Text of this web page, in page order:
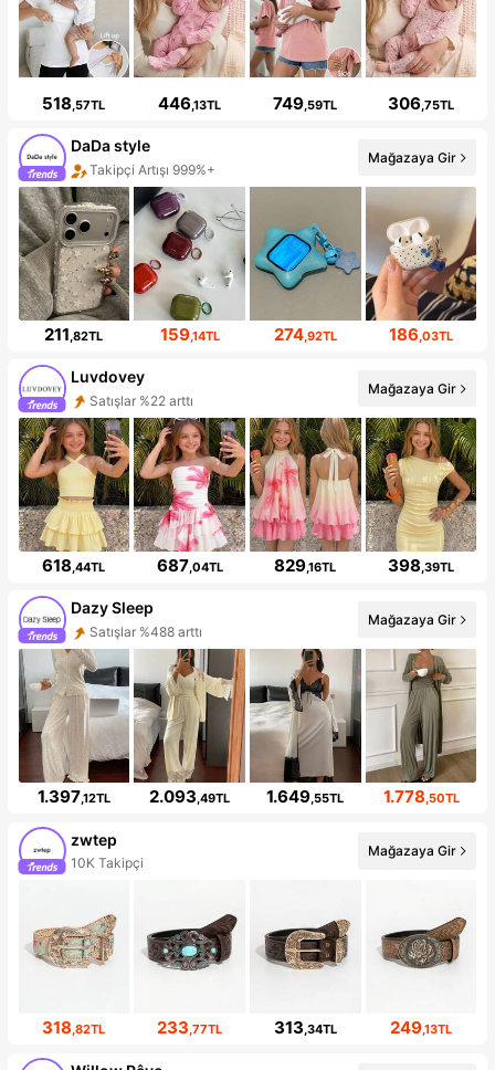
518,57TL 446,13TL 749,59TL 306,75TL
DaDa style
Takipçi Artışı 999%+
Mağazaya Gir
211,82TL 159,14TL 274,92TL 186,03TL
Luvdovey
Satışlar %22 arttı
Mağazaya Gir
618,44TL 687,04TL 829,16TL 398,39TL
Dazy Sleep
Satışlar %488 arttı
Mağazaya Gir
1.397,12TL 2.093,49TL 1.649,55TL 1.778,50TL
zwtep
10K Takipçi
Mağazaya Gir
318,82TL 233,77TL 313,34TL 249,13TL